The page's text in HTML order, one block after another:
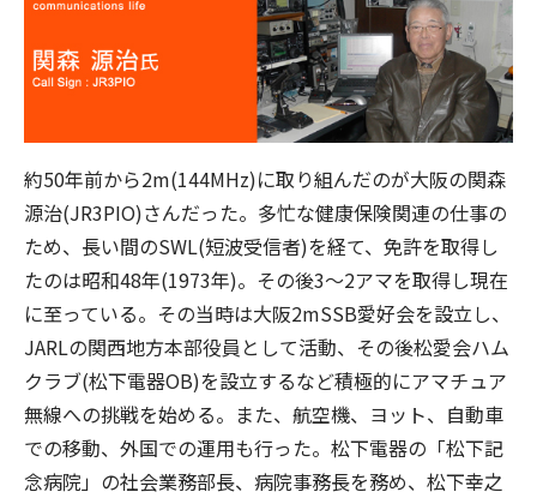
約50年前から2m(144MHz)に取り組んだのが大阪の関森
源治(JR3PIO)さんだった。多忙な健康保険関連の仕事の
ため、長い間のSWL(短波受信者)を経て、免許を取得し
たのは昭和48年(1973年)。その後3〜2アマを取得し現在
に至っている。その当時は大阪2mSSB愛好会を設立し、
JARLの関西地方本部役員として活動、その後松愛会ハム
クラブ(松下電器OB)を設立するなど積極的にアマチュア
無線への挑戦を始める。また、航空機、ヨット、自動車
での移動、外国での運用も行った。松下電器の「松下記
念病院」の社会業務部長、病院事務長を務め、松下幸之